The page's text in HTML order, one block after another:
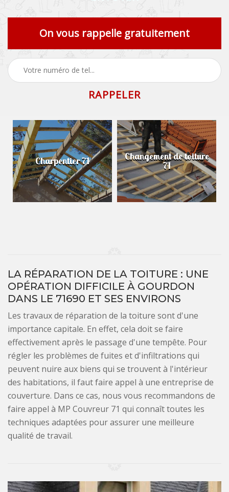
On vous rappelle gratuitement
Charpentier 71 Changement de toiture
71
LA RÉPARATION DE LA TOITURE : UNE
OPÉRATION DIFFICILE À GOURDON
DANS LE 71690 ET SES ENVIRONS
Les travaux de réparation de la toiture sont d'une
importance capitale. En effet, cela doit se faire
effectivement après le passage d'une tempête. Pour
régler les problèmes de fuites et d'infiltrations qui
peuvent nuire aux biens qui se trouvent à l'intérieur
des habitations, il faut faire appel à une entreprise de
couverture. Dans ce cas, nous vous recommandons de
faire appel à MP Couvreur 71 qui connaît toutes les
techniques adaptées pour assurer une meilleure
qualité de travail.